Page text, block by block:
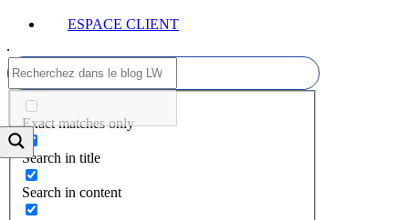
ESPACE CLIENT
Exact matches only
Search in title
Search in content